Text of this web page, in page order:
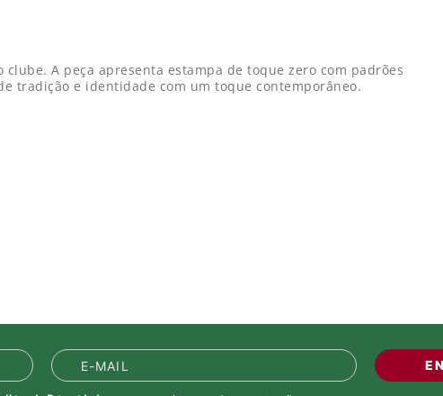
A peça apresenta estampa de toque zero com padrões
tradição e identidade com um toque contemporâneo.